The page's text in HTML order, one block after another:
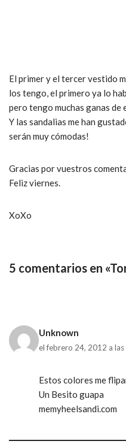
El primer y el tercer vestido
los tengo, el primero ya lo
pero tengo muchas ganas
Y las sandalias me han
serán muy cómodas!
Gracias por vuestros
Feliz viernes.
XoXo
5 comentarios en
Unknown
el febrero 24, 2012 a
Estos colores me
Un Besito guapa
memyheelsandi.com